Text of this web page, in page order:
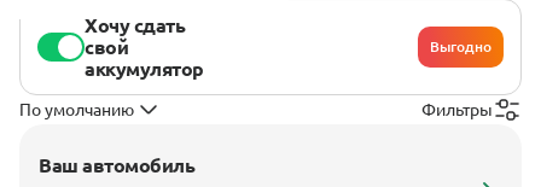
Хочу сдать
свой
аккумулятор
Выгодно
По умолчанию Фильтры
Ваш автомобиль